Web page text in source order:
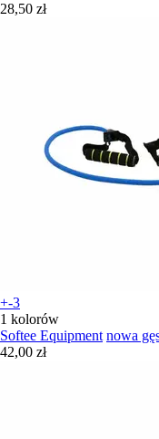
28,50 zł
+-3
1 kolorów
Softee Equipment nowa
42,00 zł